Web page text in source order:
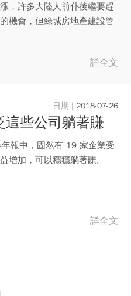
，許多大陸人前仆後繼要趕
機會，但綠城房地產建設管
詳全文
2018-07-26
這些公司躺著賺
報中，固然有 19 家企業受
增加，可以穩穩躺著賺。
詳全文